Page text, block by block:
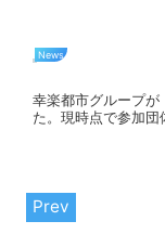
News
幸楽都市グループ
た。現時点で参加団